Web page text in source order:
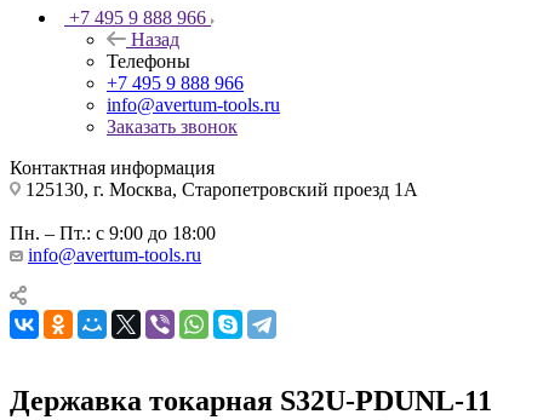
+7 495 9 888 966
Назад
Телефоны
+7 495 9 888 966
info@avertum-tools.ru
Заказать звонок
Контактная информация
125130, г. Москва, Старопетровский проезд 1А
Пн. – Пт.: с 9:00 до 18:00
info@avertum-tools.ru
Державка токарная S32U-PDUNL-11